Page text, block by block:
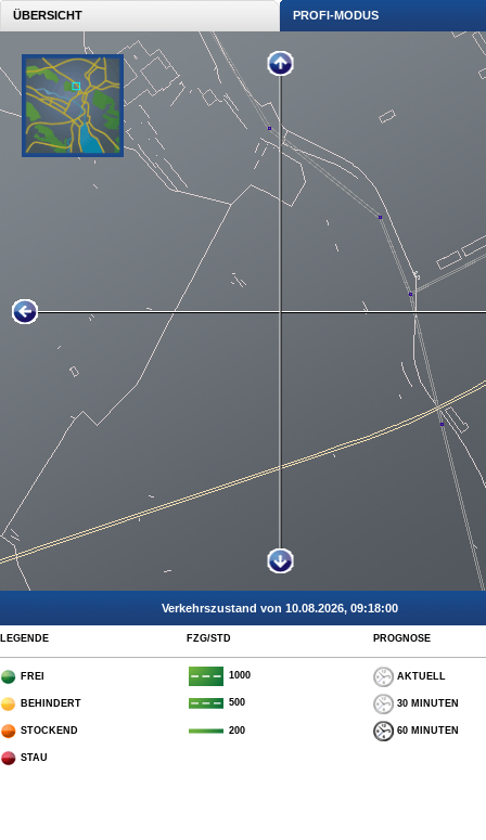
ÜBERSICHT PROFI-MODUS
Verkehrszustand von 10.08.2026, 09:18:00
LEGENDE FZG/STD PROGNOSE
FREI 1000 AKTUELL
BEHINDERT 500 30 MINUTEN
STOCKEND 200 60 MINUTEN
STAU